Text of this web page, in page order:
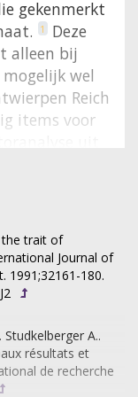
gekenmerkt
1
Deze
alleen bij
wel
Reich
items voor
uit
hebben)
betrekking
bevat
De auteurs
hoge
frequentie van
the trait of
Journal of
1991;32161-180.
A..
résultats et
de recherche